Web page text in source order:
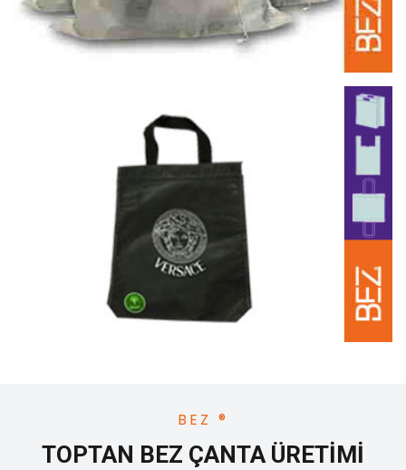
İp Büzgülü Bez Çantaları
İp Büzgülü Bez Çantalar | Çeşitleri | Fiyatları
Özel Tasarım Bez Çantalar
Özel Tasarım ve Laminasyonlu Bez Çanta | Çeşitleri | Fiyatları
BEZ ®
TOPTAN BEZ ÇANTA ÜRETIMI